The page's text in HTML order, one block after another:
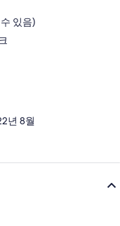
있음)
년 8월